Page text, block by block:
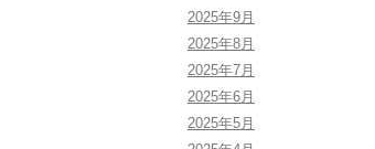
2025年9月
2025年8月
2025年7月
2025年6月
2025年5月